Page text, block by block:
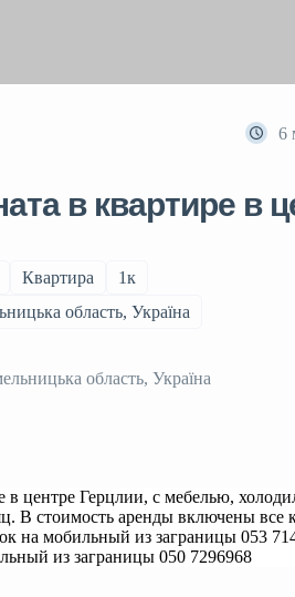
6
в квартире в
Квартира
1к
область, Україна
область, Україна
в центре Герцлии, с мебелью,
В стоимость аренды включены все
на мобильный из заграницы 053
из заграницы 050 7296968